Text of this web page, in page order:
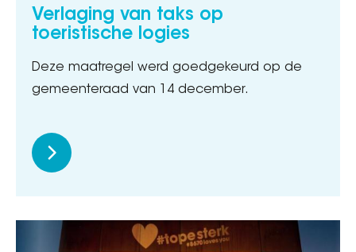
Verlaging van taks op
toeristische logies
Deze maatregel werd goedgekeurd op de
gemeenteraad van 14 december.